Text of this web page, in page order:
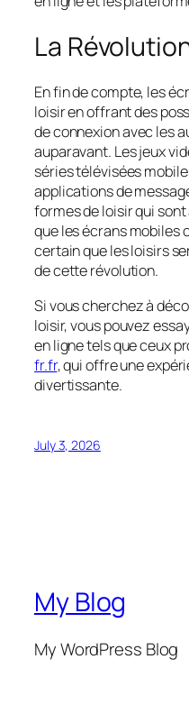
La
En fin de compte, les
loisir en offrant des
de connexion avec les
auparavant. Les jeux
séries télévisées
applications de
formes de loisir qui
que les écrans mobiles
certain que les loisirs
de cette révolution.
Si vous cherchez à
loisir, vous pouvez
en ligne tels que ceux
fr.fr, qui offre une
divertissante.
July 3, 2026
My Blog
My WordPress Blog